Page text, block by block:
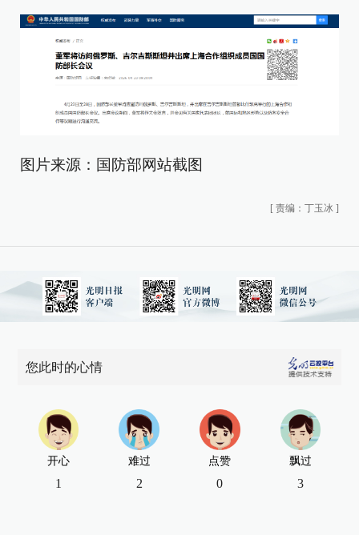
图片来源：国防部网站截图
[ 责编：丁玉冰 ]
您此时的心情
开心
1
难过
2
点赞
0
飘过
3